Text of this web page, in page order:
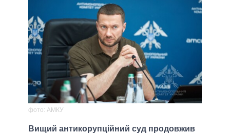
фото: АМКУ
Вищий антикорупційний суд продовжив